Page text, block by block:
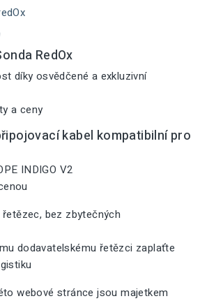
RedOx
díky osvědčené a exkluzivní
a ceny
kabel kompatibilní pro
INDIGO V2
bez zbytečných
dodavatelskému řetězci zaplaťte
webové stránce jsou majetkem